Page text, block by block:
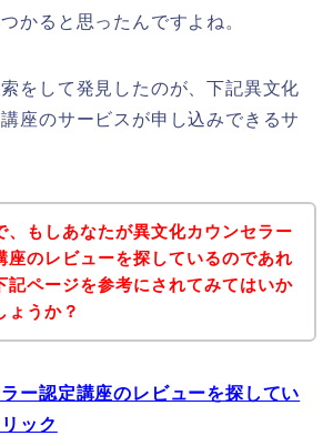
かると思ったんですよね。
をして発見したのが、下記異文化
座のサービスが申し込みできるサ
、もしあなたが異文化カウンセラー
座のレビューを探しているのであれ
記ページを参考にされてみてはいか
ょうか？
ー認定講座のレビューを探してい
ック